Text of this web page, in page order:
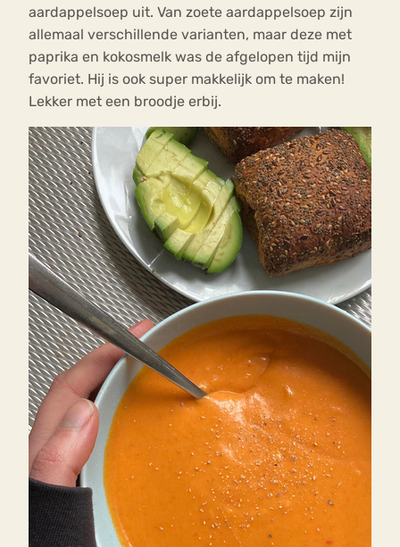
aardappelsoep uit. Van zoete aardappelsoep zijn
allemaal verschillende varianten, maar deze met
paprika en kokosmelk was de afgelopen tijd mijn
favoriet. Hij is ook super makkelijk om te maken!
Lekker met een broodje erbij.